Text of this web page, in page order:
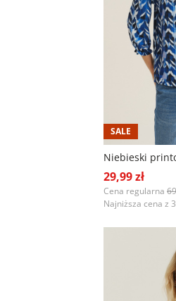
SALE
29,99 zł
Cena regularna
Najniższa cena z